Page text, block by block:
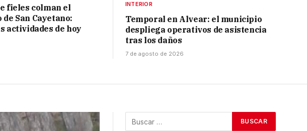
fieles colman el
San Cayetano:
actividades de hoy
INTERIOR
Temporal en Alvear: el municipio
despliega operativos de asistencia
tras los daños
7 de agosto de 2026